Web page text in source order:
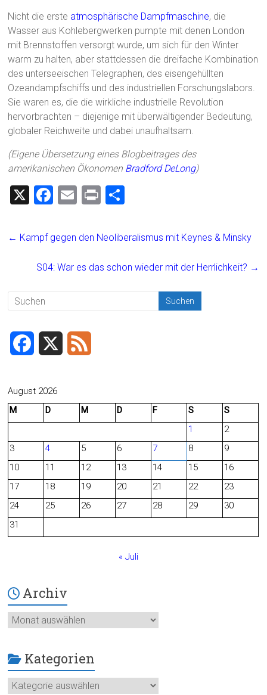
Nicht die erste atmosphärische Dampfmaschine, die
Wasser aus Kohlebergwerken pumpte mit denen London
mit Brennstoffen versorgt wurde, um sich für den Winter
warm zu halten, aber stattdessen die dreifache Kombination
des unterseeischen Telegraphen, des eisengehüllten
Ozeandampfschiffs und des industriellen Forschungslabors.
Sie waren es, die die wirkliche industrielle Revolution
hervorbrachten – diejenige mit überwältigender Bedeutung,
globaler Reichweite und dabei unaufhaltsam.
(Eigene Übersetzung eines Blogbeitrages des
amerikanischen Ökonomen Bradford DeLong)
X
F
ce
o
E
ai
Pr
t
e
← Kampf gegen den Neoliberalismus mit Keynes & Minsky
S04: War es das schon wieder mit der Herrlichkeit? →
c
b
o
August 2026
M
D M D F S
S
1
2
3
4 5 6 7 8
9
10
11 12 13 14 15
16
17
18 19 20 21 22
23
24
25 26 27 28 29
30
31
« Juli
Archiv
Archiv
Kategorien
Kategorien